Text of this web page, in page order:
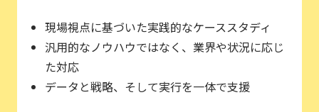
現場視点に基づいた実践的なケーススタディ
汎用的なノウハウではなく、業界や状況に応じ
た対応
データと戦略、そして実行を一体で支援